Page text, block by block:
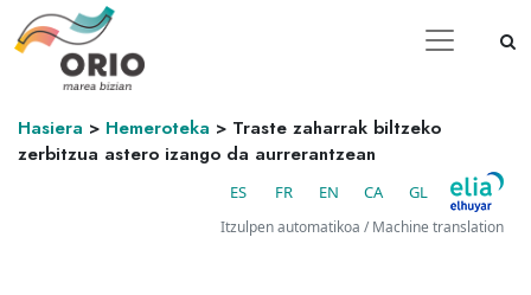
Hasiera > Hemeroteka > Traste zaharrak biltzeko
zerbitzua astero izango da aurrerantzean
ES FR EN CA GL
Itzulpen automatikoa / Machine translation